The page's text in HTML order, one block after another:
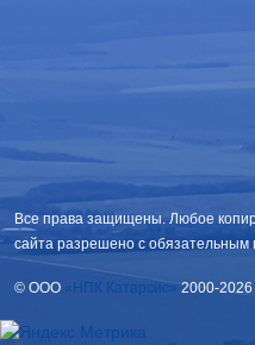
Все права защищены. Любое
сайта разрешено с обязательным
© OOO «НПК Катарсис» 2000-2026